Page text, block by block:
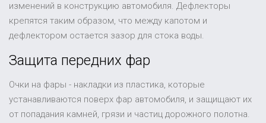
изменений в конструкцию автомобиля. Дефлекторы
крепятся таким образом, что между капотом и
дефлектором остается зазор для стока воды.
Защита передних фар
Очки на фары - накладки из пластика, которые
устанавливаются поверх фар автомобиля, и защищают их
от попадания камней, грязи и частиц дорожного полотна.